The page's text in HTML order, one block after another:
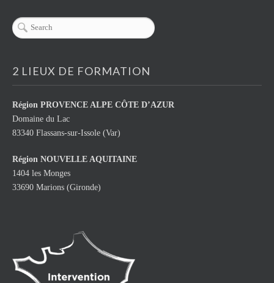
2 LIEUX DE FORMATION
Région PROVENCE ALPE CÔTE D’AZUR
Domaine du Lac
83340 Flassans-sur-Issole (Var)
Région NOUVELLE AQUITAINE
1404 les Monges
33690 Marions (Gironde)